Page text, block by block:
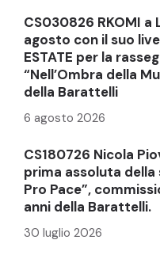
CS030826 RKOMI a
agosto con il suo live
ESTATE per la
“Nell’Ombra della
della Barattelli
6 agosto 2026
CS180726 Nicola
prima assoluta della
Pro Pace”,
anni della Barattelli.
30 luglio 2026